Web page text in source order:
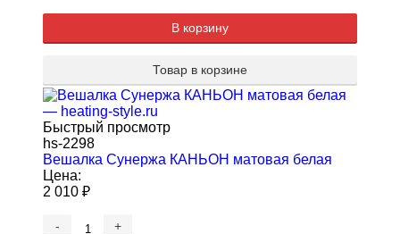
В корзину
Товар в корзине
Быстрый просмотр
hs-2298
Вешалка Сунержа КАНЬОН матовая белая
Цена:
2 010 ₽
- +